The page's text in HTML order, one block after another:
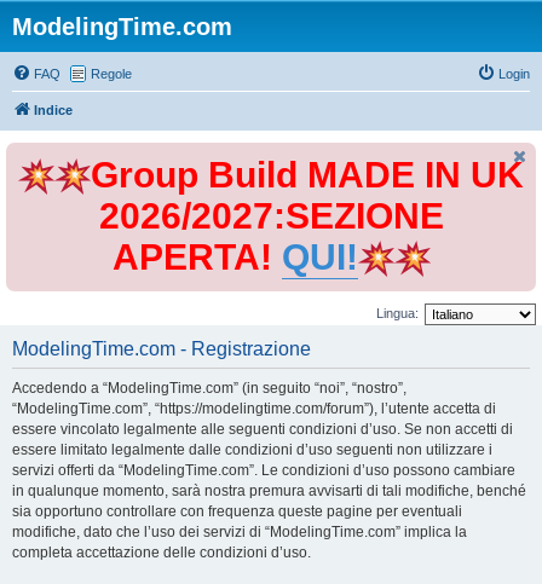
ModelingTime.com
FAQ Regole Login
Indice
Group Build MADE IN UK
2026/2027:SEZIONE
APERTA! QUI!
Lingua:
ModelingTime.com - Registrazione
Accedendo a “ModelingTime.com” (in seguito “noi”, “nostro”,
“ModelingTime.com”, “https://modelingtime.com/forum”), l’utente accetta di
essere vincolato legalmente alle seguenti condizioni d’uso. Se non accetti di
essere limitato legalmente dalle condizioni d’uso seguenti non utilizzare i
servizi offerti da “ModelingTime.com”. Le condizioni d’uso possono cambiare
in qualunque momento, sarà nostra premura avvisarti di tali modifiche, benché
sia opportuno controllare con frequenza queste pagine per eventuali
modifiche, dato che l’uso dei servizi di “ModelingTime.com” implica la
completa accettazione delle condizioni d’uso.